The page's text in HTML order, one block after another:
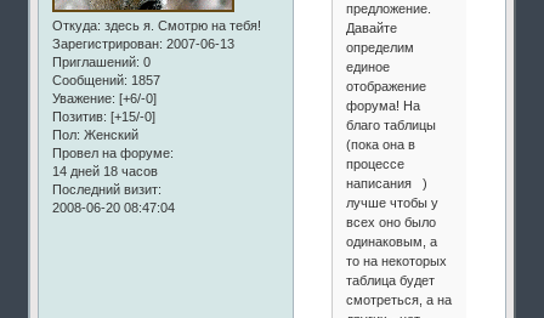
Откуда: здесь я. Смотрю на тебя!
Зарегистрирован: 2007-06-13
Приглашений: 0
Сообщений: 1857
Уважение: [+6/-0]
Позитив: [+15/-0]
Пол: Женский
Провел на форуме:
14 дней 18 часов
Последний визит:
2008-06-20 08:47:04
предложение.
Давайте
определим
единое
отображение
форума! На
благо таблицы
(пока она в
процессе
написания )
лучше чтобы у
всех оно было
одинаковым, а
то на некоторых
таблица будет
смотреться, а на